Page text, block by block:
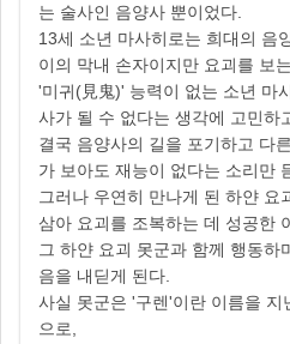
는 술사인 음양사 뿐이었다.
13세 소년 마사히로는 희대의 음
이의 막내 손자이지만 요괴를 보
'미귀(見鬼)' 능력이 없는 소년 마
사가 될 수 없다는 생각에 고민하
결국 음양사의 길을 포기하고 다
가 보아도 재능이 없다는 소리만
그러나 우연히 만나게 된 하얀 요
삼아 요괴를 조복하는 데 성공한
그 하얀 요괴 못군과 함께 행동하
음을 내딛게 된다.
사실 못군은 '구렌'이란 이름을 지
으로,